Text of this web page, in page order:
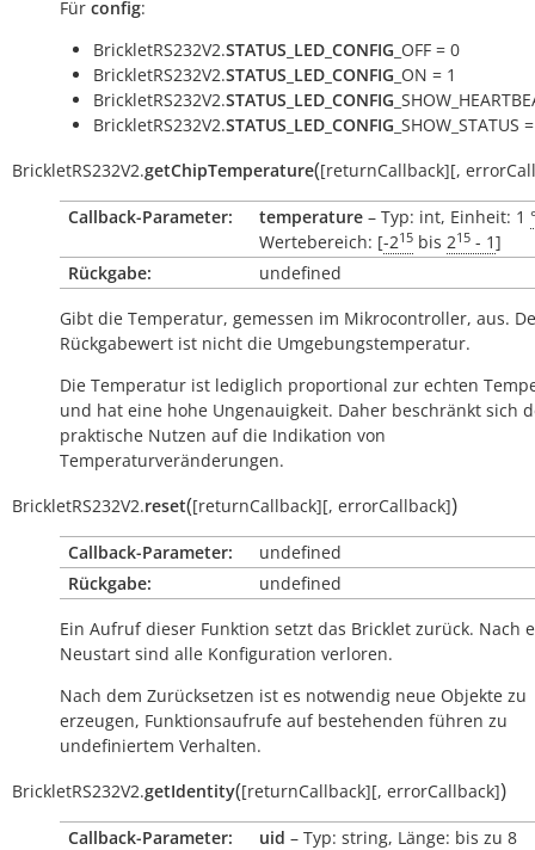
Für config:
BrickletRS232V2.STATUS_LED_CONFIG _OFF = 0
BrickletRS232V2.STATUS_LED_CONFIG _ON = 1
BrickletRS232V2.STATUS_LED_CONFIG
BrickletRS232V2.STATUS_LED_CONFIG _SHOW_STATUS
BrickletRS232V2.getChipTemperature([returnCallback][,
Callback-Parameter: temperature – Typ: int, Einheit: 1
Wertebereich: [-215 bis 215 - 1]
Rückgabe:
undefined
Gibt die Temperatur, gemessen im Mikrocontroller, aus.
Rückgabewert ist nicht die Umgebungstemperatur.
Die Temperatur ist lediglich proportional zur echten
und hat eine hohe Ungenauigkeit. Daher beschränkt sich
praktische Nutzen auf die Indikation von
Temperaturveränderungen.
BrickletRS232V2.reset([returnCallback][, errorCallback])
Callback-Parameter:
undefined
Rückgabe:
undefined
Ein Aufruf dieser Funktion setzt das Bricklet zurück. Nach
Neustart sind alle Konfiguration verloren.
Nach dem Zurücksetzen ist es notwendig neue Objekte zu
erzeugen, Funktionsaufrufe auf bestehenden führen zu
undefiniertem Verhalten.
BrickletRS232V2.getIdentity([returnCallback][, errorCallback])
Callback-Parameter: uid – Typ: string, Länge: bis zu 8